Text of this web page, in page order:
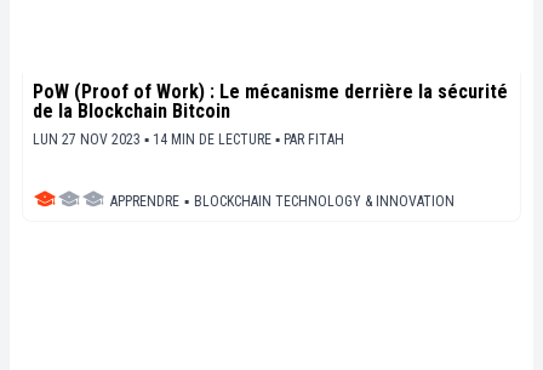
PoW (Proof of Work) : Le mécanisme derrière la sécurité
de la Blockchain Bitcoin
LUN 27 NOV 2023 ▪ 14 MIN DE LECTURE ▪ PAR FITAH
APPRENDRE ▪ BLOCKCHAIN TECHNOLOGY & INNOVATION